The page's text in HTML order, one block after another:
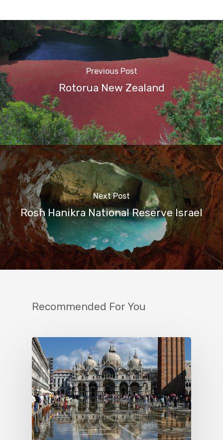
Previous Post
Rotorua New Zealand
Next Post
Rosh Hanikra National Reserve Israel
Recommended For You